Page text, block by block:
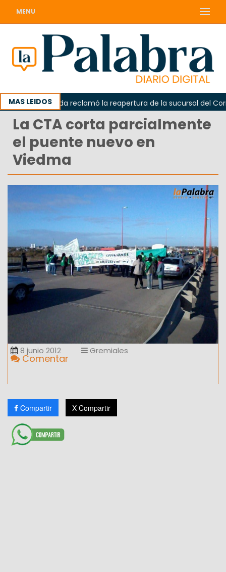
MENU
MAS LEIDOS
Odarda reclamó la reapertura de la sucursal del
La CTA corta parcialmente
el puente nuevo en
Viedma
8 junio 2012 Gremiales
Comentar
Compartir X Compartir